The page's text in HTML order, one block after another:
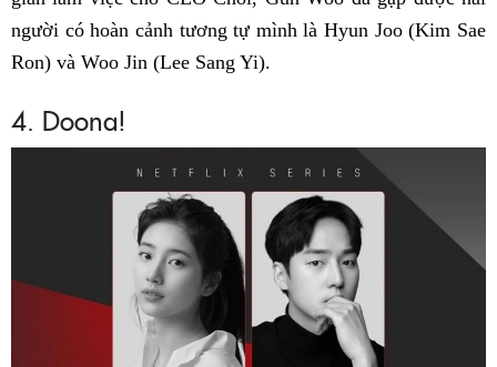
người có hoàn cảnh tương tự mình là Hyun Joo (Kim Sae
Ron) và Woo Jin (Lee Sang Yi).
4. Doona!